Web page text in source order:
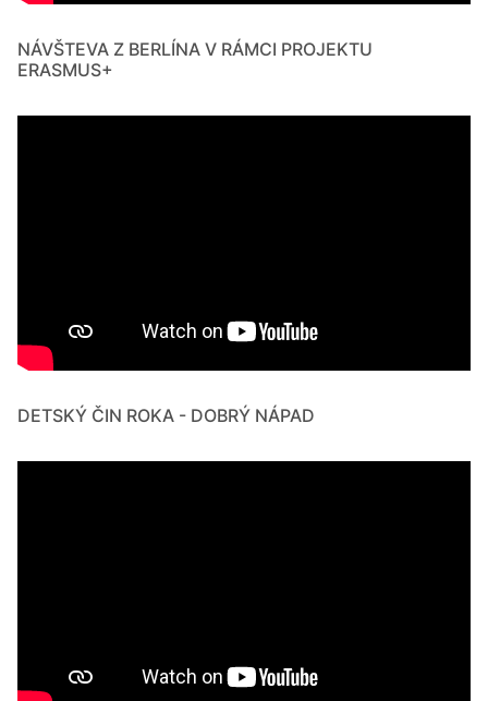
NÁVŠTEVA Z BERLÍNA V RÁMCI PROJEKTU
ERASMUS+
DETSKÝ ČIN ROKA - DOBRÝ NÁPAD